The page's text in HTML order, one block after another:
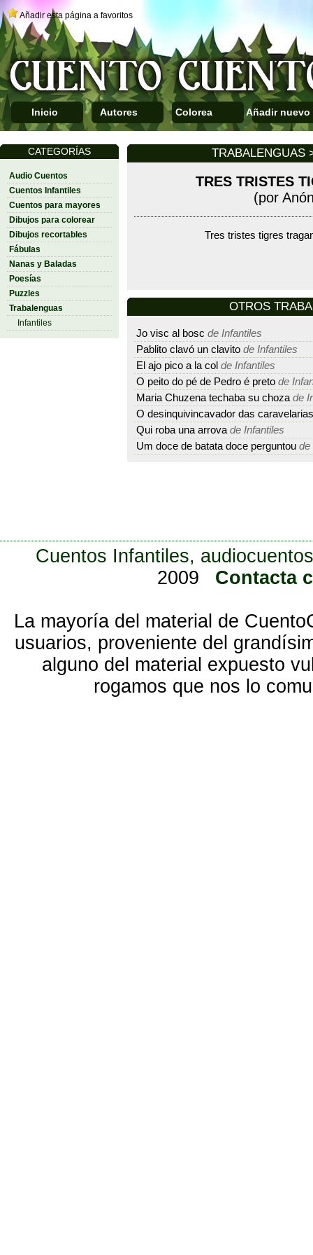
Añadir esta página a favoritos
Inicio Autores Colorea Añadir nuevo
CATEGORÍAS
Audio Cuentos
Cuentos Infantiles
Cuentos para mayores
Dibujos para colorear
Dibujos recortables
Fábulas
Nanas y Baladas
Poesías
Puzzles
Trabalenguas
Infantiles
TRABALENGUAS
TRES TRISTES
(por
Tres tristes tigres
OTROS
Jo visc al bosc de Infantiles
Pablito clavó un clavito de Infantiles
El ajo pico a la col de Infantiles
O peito do pé de Pedro é preto de
Maria Chuzena techaba su choza de
O desinquivincavador das caravelarias
Qui roba una arrova de Infantiles
Um doce de batata doce perguntou de
Cuentos Infantiles,
2009
Contacta
La mayoría del material de
usuarios, proveniente del
alguno del material expuesto
rogamos que nos lo